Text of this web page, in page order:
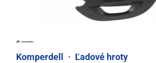
Komperdell · Ľadové hroty